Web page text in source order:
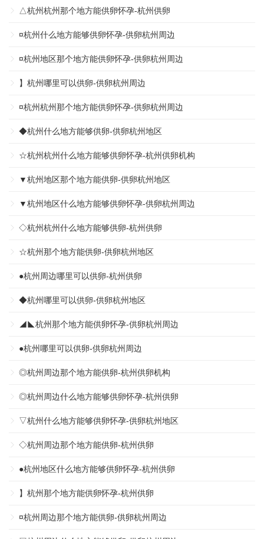
△杭州杭州那个地方能供卵怀孕-杭州供卵
¤杭州什么地方能够供卵怀孕-供卵杭州周边
¤杭州地区那个地方能供卵怀孕-供卵杭州周边
】杭州哪里可以供卵-供卵杭州周边
¤杭州杭州那个地方能供卵怀孕-供卵杭州周边
◆杭州什么地方能够供卵-供卵杭州地区
☆杭州杭州什么地方能够供卵怀孕-杭州供卵机构
▼杭州地区那个地方能供卵-供卵杭州地区
▼杭州地区什么地方能够供卵怀孕-供卵杭州周边
◇杭州杭州什么地方能够供卵-杭州供卵
☆杭州那个地方能供卵-供卵杭州地区
●杭州周边哪里可以供卵-杭州供卵
◆杭州哪里可以供卵-供卵杭州地区
◢◣杭州那个地方能供卵怀孕-供卵杭州周边
●杭州哪里可以供卵-供卵杭州周边
◎杭州周边那个地方能供卵-杭州供卵机构
◎杭州周边什么地方能够供卵怀孕-杭州供卵
▽杭州什么地方能够供卵怀孕-供卵杭州地区
◇杭州周边那个地方能供卵-杭州供卵
●杭州地区什么地方能够供卵怀孕-杭州供卵
】杭州那个地方能供卵怀孕-杭州供卵
¤杭州周边那个地方能供卵-供卵杭州周边